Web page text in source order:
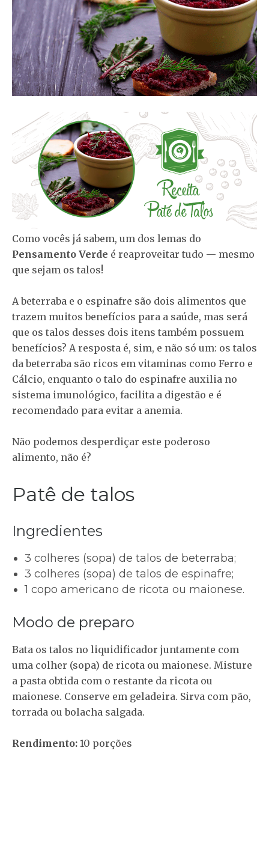
Como vocês já sabem, um dos lemas do
Pensamento Verde é reaproveitar tudo — mesmo
que sejam os talos!
A beterraba e o espinafre são dois alimentos que
trazem muitos benefícios para a saúde, mas será
que os talos desses dois itens também possuem
benefícios? A resposta é, sim, e não só um: os talos
da beterraba são ricos em vitaminas como Ferro e
Cálcio, enquanto o talo do espinafre auxilia no
sistema imunológico, facilita a digestão e é
recomendado para evitar a anemia.
Não podemos desperdiçar este poderoso
alimento, não é?
Patê de talos
Ingredientes
3 colheres (sopa) de talos de beterraba;
3 colheres (sopa) de talos de espinafre;
1 copo americano de ricota ou maionese.
Modo de preparo
Bata os talos no liquidificador juntamente com
uma colher (sopa) de ricota ou maionese. Misture
a pasta obtida com o restante da ricota ou
maionese. Conserve em geladeira. Sirva com pão,
torrada ou bolacha salgada.
Rendimento: 10 porções